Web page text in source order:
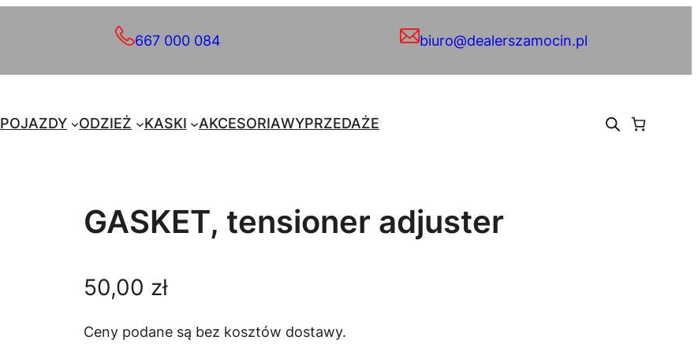
667 000 084 biuro@dealerszamocin.pl
POJAZDY ODZIEŻ KASKI AKCESORIAWYPRZEDAŻE
GASKET, tensioner adjuster
50,00 zł
Ceny podane są bez kosztów dostawy.